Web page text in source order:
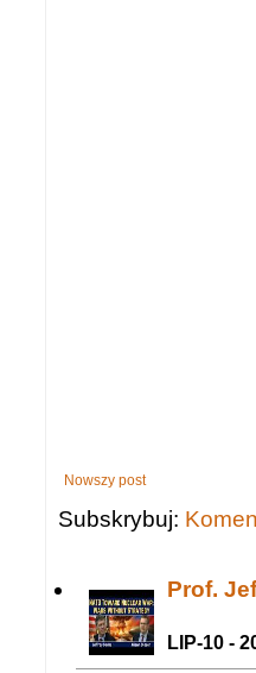
Nowszy post
Subskrybuj:
Prof.
LIP-10 -